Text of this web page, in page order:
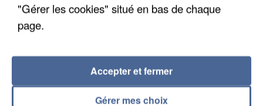
"Gérer les cookies" situé en bas de chaque
page.
Gérer mes choix
Accepter et fermer